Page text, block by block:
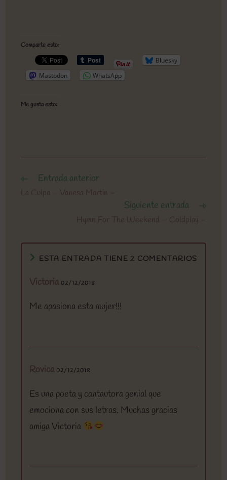
Comparte esto:
Bluesky
Mastodon
WhatsApp
Me gusta esto:
Leer
artículos
Entrada anterior
La Culpa – Vanesa Martin –
Siguiente entrada
Hymn For The Weekend – Coldplay –
ESTA ENTRADA TIENE 2 COMENTARIOS
Victoria 02/12/2018
Me apasiona esta mujer!!!
Rovica 02/12/2018
Es una poeta y cantautora genial que
emociona con sus letras. Muchas gracias
amiga Victoria